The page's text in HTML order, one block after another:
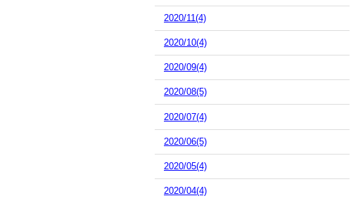
2020/11(4)
2020/10(4)
2020/09(4)
2020/08(5)
2020/07(4)
2020/06(5)
2020/05(4)
2020/04(4)